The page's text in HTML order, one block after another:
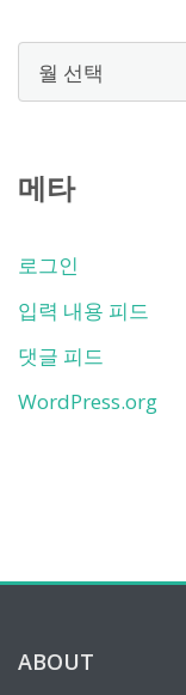
관
메타
로그인
입력 내용 피드
댓글 피드
WordPress.org
ABOUT